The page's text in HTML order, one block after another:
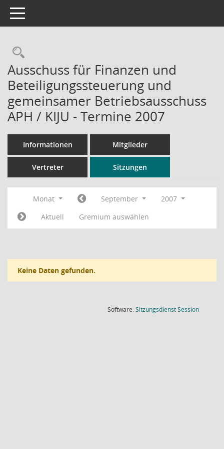
Toggle navigation
Rechercheauswahl
Ausschuss für Finanzen und
Beteiligungssteuerung und
gemeinsamer Betriebsausschuss
APH / KIJU - Termine 2007
Informationen Mitglieder
Vertreter Sitzungen
Monat September
2007
Aktuell
Gremium auswählen
Keine Daten gefunden.
Software:SitzungsdienstSession(Wird in